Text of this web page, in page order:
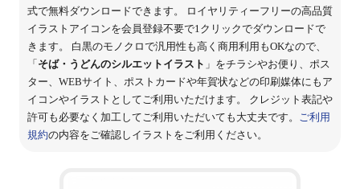
式で無料ダウンロードできます。 ロイヤリティーフリーの高品質
イラストアイコンを会員登録不要で1クリックでダウンロードで
きます。 白黒のモノクロで汎用性も高く商用利用もOKなので、
「 そば・うどんのシルエットイラスト 」をチラシやお便り、ポス
ター、WEBサイト、ポストカードや年賀状などの印刷媒体にもア
イコンやイラストとしてご利用いただけます。 クレジット表記や
許可も必要なく加工してご利用いただいても大丈夫です。 ご利用
規約の内容をご確認しイラストをご利用ください。